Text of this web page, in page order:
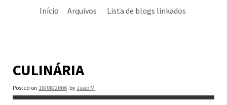
Início Arquivos Lista de blogs linkados
CULINÁRIA
Posted on 18/08/2006 by João M